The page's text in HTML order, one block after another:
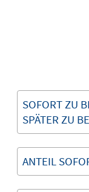
SOFORT ZU
SPÄTER ZU
ANTEIL